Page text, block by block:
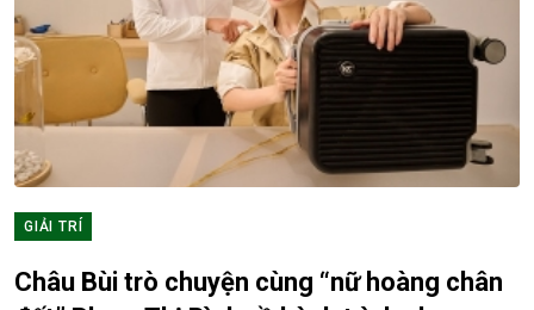
GIẢI TRÍ
Châu Bùi trò chuyện cùng “nữ hoàng chân